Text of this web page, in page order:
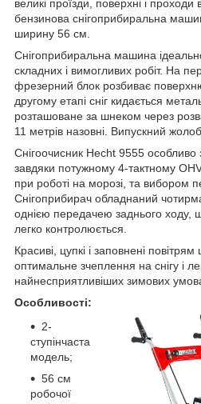
великі проїзди, поверхні і проходи
бензинова снігоприбиральна
ширину 56 см.
Снігоприбиральна машина
складних і вимогливих робіт. На
фрезерний блок розбиває поверхню
другому етапі сніг кидається
розташоване за шнеком через
11 метрів назовні. Випускний
Снігоочисник Hecht 9555 особливо
завдяки потужному 4-тактному
при роботі на морозі, та вибором
Снігоприбирач обладнаний
однією передачею заднього ходу,
легко контролюється.
Красиві, цупкі і заповнені
оптимальне зчеплення на снігу і
найнесприятливіших зимових
Особливості:
2-
ступінчаста
модель;
56 см
робочої